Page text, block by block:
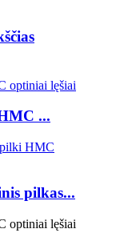
...
pilkas...